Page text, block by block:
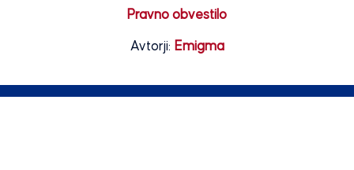
Pravno obvestilo
Avtorji: Emigma